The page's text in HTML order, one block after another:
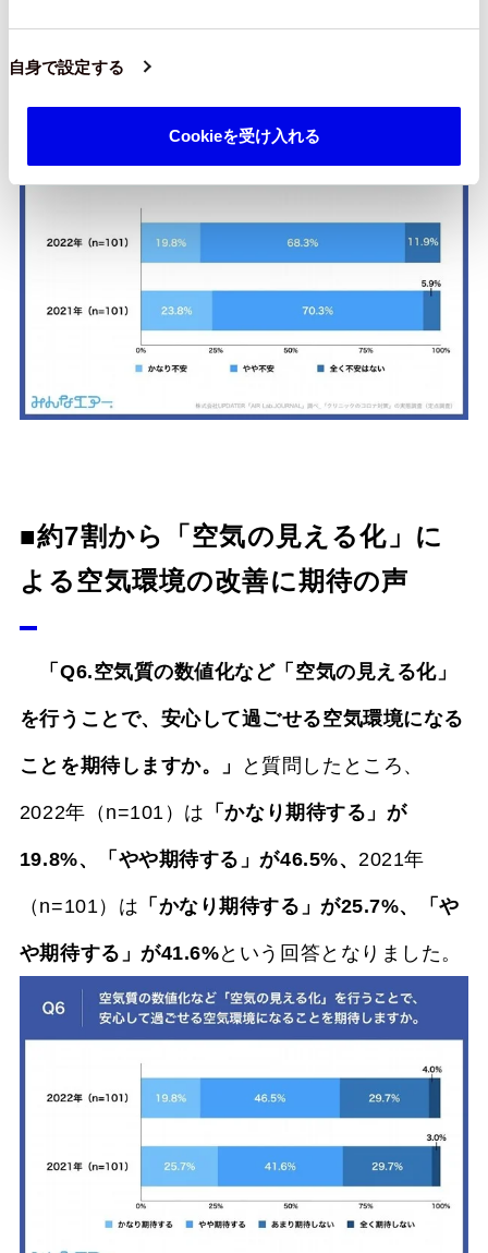
自身で設定する
Cookieを受け入れる
■約7割から「空気の見える化」に
よる空気環境の改善に期待の声
「Q6.空気質の数値化など「空気の見える化」
を行うことで、安心して過ごせる空気環境になる
ことを期待しますか。」 と質問したところ、
2022年（n=101）は 「かなり期待する」が
19.8%、「やや期待する」が46.5%、2021年
（n=101）は 「かなり期待する」が25.7%、「や
や期待する」が41.6%という回答となりました。